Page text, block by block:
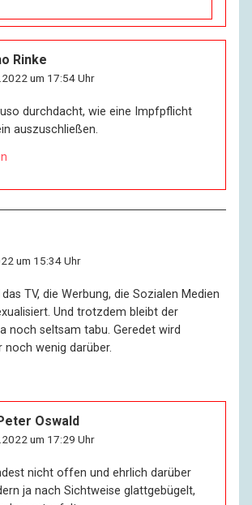
Rinke
um 17:54 Uhr
durchdacht, wie eine Impfpflicht
auszuschließen.
um 15:34 Uhr
TV, die Werbung, die Sozialen Medien
Und trotzdem bleibt der
noch seltsam tabu. Geredet wird
wenig darüber.
Oswald
um 17:29 Uhr
nicht offen und ehrlich darüber
ja nach Sichtweise glattgebügelt,